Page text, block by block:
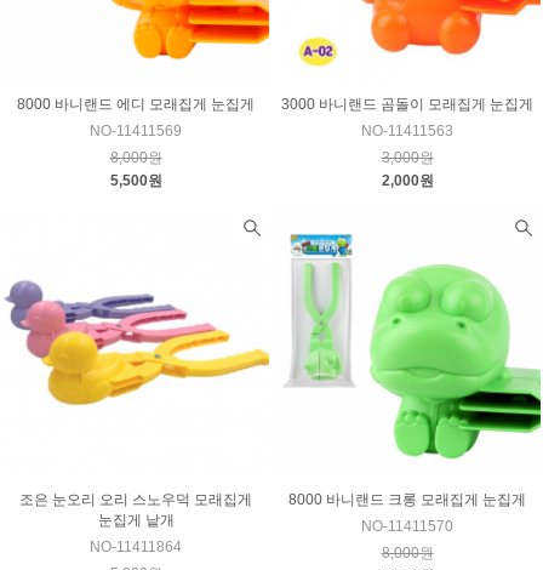
8000 바니랜드 에디 모래집게 눈집게
NO-11411569
8,000원
5,500원
3000 바니랜드 곰돌이 모래집게 눈집게
NO-11411563
3,000원
2,000원
조은 눈오리 오리 스노우덕 모래집게
눈집게 낱개
NO-11411864
8000 바니랜드 크롱 모래집게 눈집게
NO-11411570
8,000원